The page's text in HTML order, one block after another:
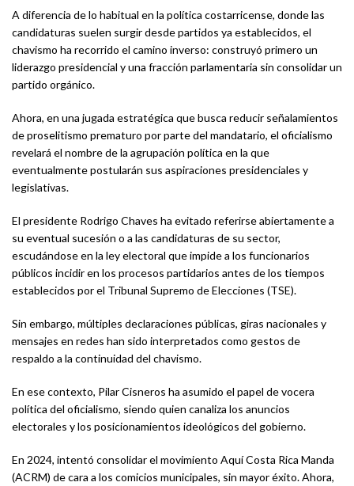
A diferencia de lo habitual en la política costarricense, donde las
candidaturas suelen surgir desde partidos ya establecidos, el
chavismo ha recorrido el camino inverso: construyó primero un
liderazgo presidencial y una fracción parlamentaria sin consolidar un
partido orgánico.
Ahora, en una jugada estratégica que busca reducir señalamientos
de proselitismo prematuro por parte del mandatario, el oficialismo
revelará el nombre de la agrupación política en la que
eventualmente postularán sus aspiraciones presidenciales y
legislativas.
El presidente Rodrigo Chaves ha evitado referirse abiertamente a
su eventual sucesión o a las candidaturas de su sector,
escudándose en la ley electoral que impide a los funcionarios
públicos incidir en los procesos partidarios antes de los tiempos
establecidos por el Tribunal Supremo de Elecciones (TSE).
Sin embargo, múltiples declaraciones públicas, giras nacionales y
mensajes en redes han sido interpretados como gestos de
respaldo a la continuidad del chavismo.
En ese contexto, Pilar Cisneros ha asumido el papel de vocera
política del oficialismo, siendo quien canaliza los anuncios
electorales y los posicionamientos ideológicos del gobierno.
En 2024, intentó consolidar el movimiento Aquí Costa Rica Manda
(ACRM) de cara a los comicios municipales, sin mayor éxito. Ahora,